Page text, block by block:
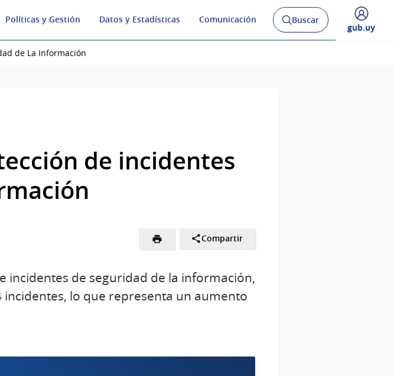
Políticas y Gestión Datos y Estadísticas Comunicación
Abrir
buscador
Buscar
Desplegar
gub.uy
de La Información
de incidentes
Compartir
incidentes de seguridad de la información,
lo que representa un aumento